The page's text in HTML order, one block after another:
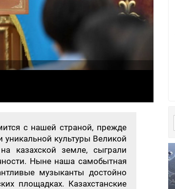
с нашей страной, прежде
культуры Великой
казахской земле, сыграли
Ныне наша самобытная
музыканты достойно
площадках. Казахстанские